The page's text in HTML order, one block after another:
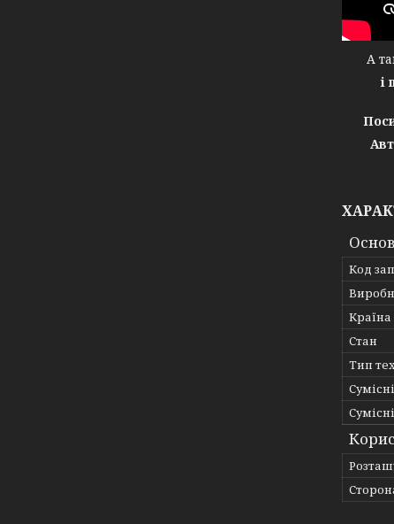
А
і
Код
Стан
Тип